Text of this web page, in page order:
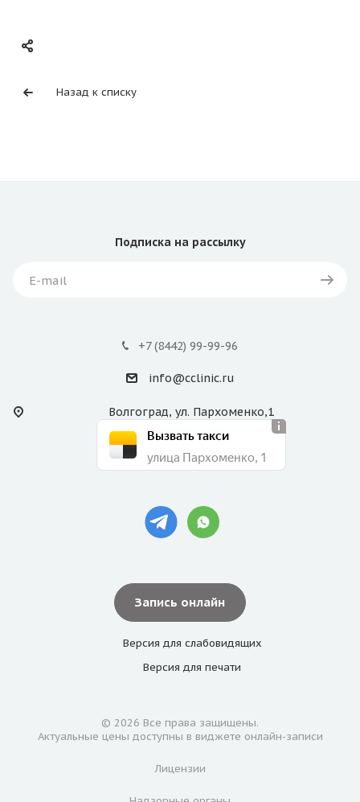
Назад к списку
Подписка на рассылку
+7 (8442) 99-99-96
info@cclinic.ru
Волгоград, ул. Пархоменко,1
Вызвать такси
улица Пархоменко, 1
Запись онлайн
Версия для слабовидящих
Версия для печати
© 2026 Все права защищены.
Актуальные цены доступны в виджете онлайн-записи
Лицензии